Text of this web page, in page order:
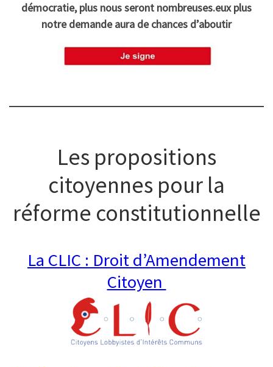
démocratie, plus nous seront nombreuses.eux plus
notre demande aura de chances d’aboutir
Les propositions
citoyennes pour la
réforme constitutionnelle
La CLIC : Droit d’Amendement
Citoyen